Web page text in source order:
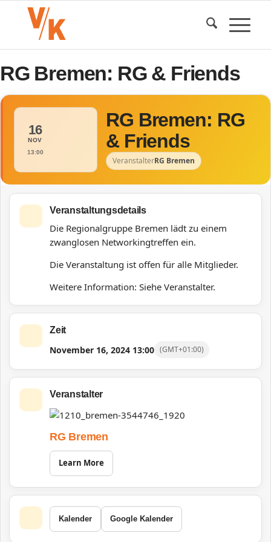
RG Bremen: RG & Friends
16
NOV
13:00
RG Bremen: RG
& Friends
VeranstalterRG Bremen
Veranstaltungsdetails
Die Regionalgruppe Bremen lädt zu einem
zwanglosen Networkingtreffen ein.
Die Veranstaltung ist offen für alle Mitglieder.
Weitere Information: Siehe Veranstalter.
Zeit
November 16, 2024 13:00 (GMT+01:00)
Veranstalter
RG Bremen
Learn More
Kalender Google Kalender